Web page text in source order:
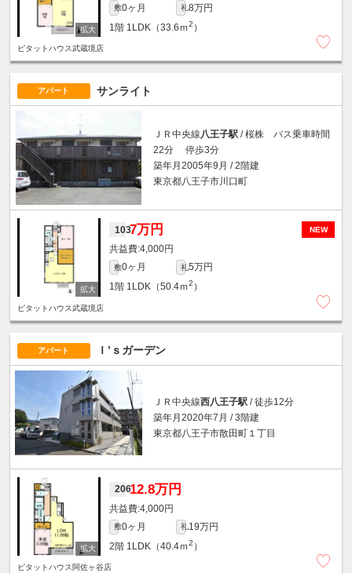
敷0ヶ月 礼8万円
1階 1LDK（33.6ｍ2 ）
ピタットハウス武蔵境店
アパート サンライト
ＪＲ中央線八王子駅 / 桜株 バス乗車時間
22分 停歩3分
築年月2005年9月 / 2階建
東京都八王子市川口町
NEW
1037万円
4,000円
敷0ヶ月 礼5万円
1階 1LDK（50.4ｍ2 ）
ピタットハウス武蔵境店
アパート Ｉ’ｓガーデン
ＪＲ中央線西八王子駅 / 徒歩12分
築年月2020年7月 / 3階建
東京都八王子市散田町１丁目
20612.8万円
4,000円
敷0ヶ月 礼19万円
2階 1LDK（40.4ｍ2 ）
ピタットハウス阿佐ヶ谷店